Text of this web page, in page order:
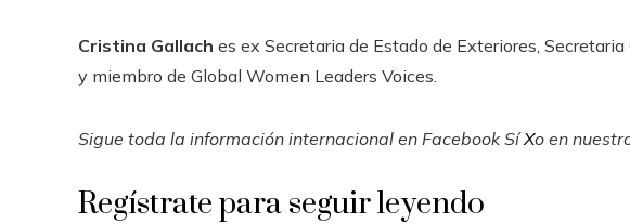
Cristina Gallach es ex Secretaria de Estado de Exteriores,
y miembro de Global Women Leaders Voices.
Sigue toda la información internacional en FacebookSíXo en
Regístrate para seguir leyendo